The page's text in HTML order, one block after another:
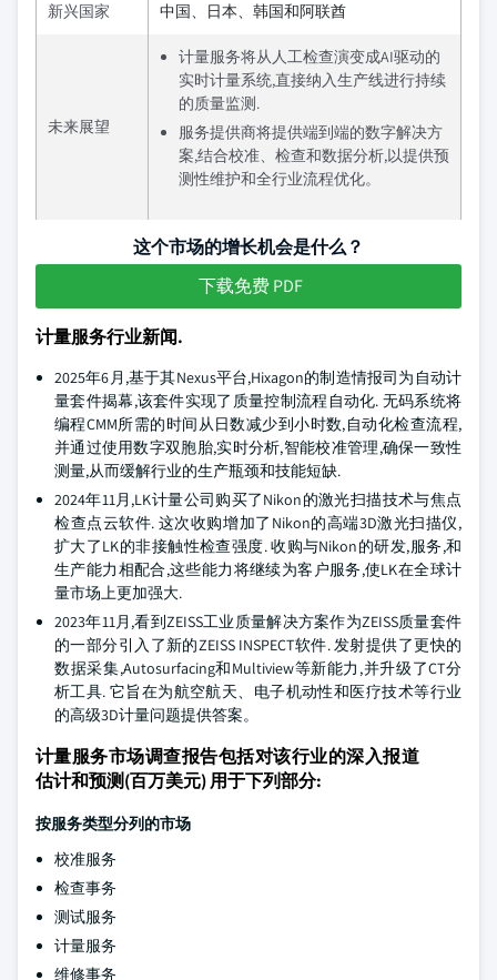
新兴国家 中国、日本、韩国和阿联酋
未来展望
计量服务将从人工检查演变成AI驱动的
实时计量系统,直接纳入生产线进行持续
的质量监测.
服务提供商将提供端到端的数字解决方
案,结合校准、检查和数据分析,以提供预
测性维护和全行业流程优化。
这个市场的增长机会是什么？
下载免费 PDF
计量服务行业新闻.
2025年6月,基于其Nexus平台,Hixagon的制造情报司为自动计
量套件揭幕,该套件实现了质量控制流程自动化. 无码系统将
编程CMM所需的时间从日数减少到小时数,自动化检查流程,
并通过使用数字双胞胎,实时分析,智能校准管理,确保一致性
测量,从而缓解行业的生产瓶颈和技能短缺.
2024年11月,LK计量公司购买了Nikon的激光扫描技术与焦点
检查点云软件. 这次收购增加了Nikon的高端3D激光扫描仪,
扩大了LK的非接触性检查强度. 收购与Nikon的研发,服务,和
生产能力相配合,这些能力将继续为客户服务,使LK在全球计
量市场上更加强大.
2023年11月,看到ZEISS工业质量解决方案作为ZEISS质量套件
的一部分引入了新的ZEISS INSPECT软件. 发射提供了更快的
数据采集,Autosurfacing和Multiview等新能力,并升级了CT分
析工具. 它旨在为航空航天、电子机动性和医疗技术等行业
的高级3D计量问题提供答案。
计量服务市场调查报告包括对该行业的深入报道
估计和预测(百万美元) 用于下列部分:
按服务类型分列的市场
校准服务
检查事务
测试服务
计量服务
维修事务